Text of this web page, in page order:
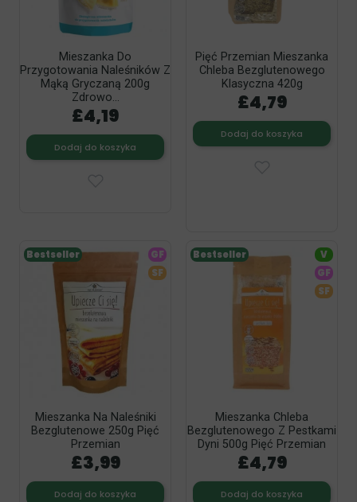
Mieszanka Do
Przygotowania Naleśników Z
Mąką Gryczaną 200g
Zdrowo...
£4,19
Dodaj do koszyka
Pięć Przemian Mieszanka
Chleba Bezglutenowego
Klasyczna 420g
£4,79
Dodaj do koszyka
Mieszanka Na Naleśniki
Bezglutenowe 250g Pięć
Przemian
£3,99
Dodaj do koszyka
Bestseller
GF
SF
Mieszanka Chleba
Bezglutenowego Z Pestkami
Dyni 500g Pięć Przemian
£4,79
Dodaj do koszyka
Bestseller
V
GF
SF